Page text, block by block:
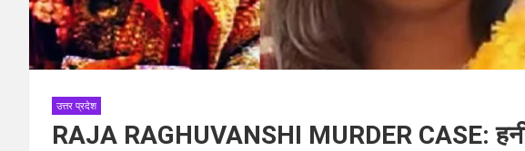
उत्तर प्रदेश
RAJA RAGHUVANSHI MURDER CASE: